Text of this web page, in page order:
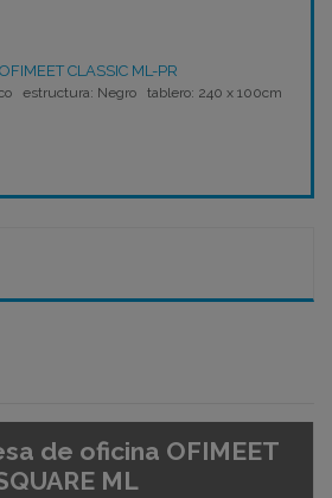
CLASSIC ML-PR
estructura: Negro tablero: 240 x 100cm
de oficina OFIMEET
ML